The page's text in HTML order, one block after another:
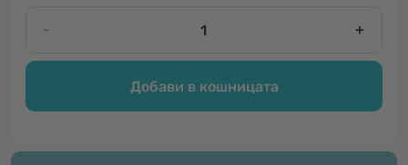
- +
Добави в кошницата